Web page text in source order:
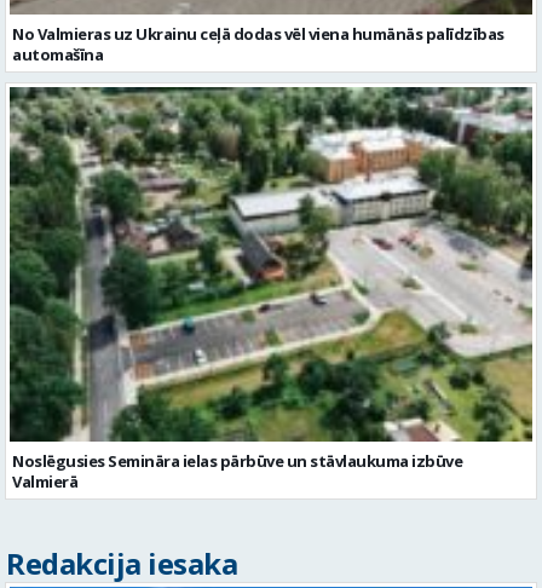
No Valmieras uz Ukrainu ceļā dodas vēl viena humānās palīdzības
automašīna
Noslēgusies Semināra ielas pārbūve un stāvlaukuma izbūve
Valmierā
Redakcija iesaka